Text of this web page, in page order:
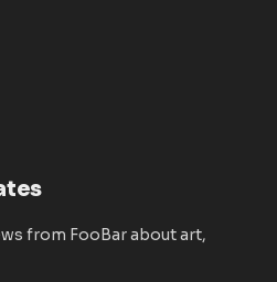
from FooBar about art,